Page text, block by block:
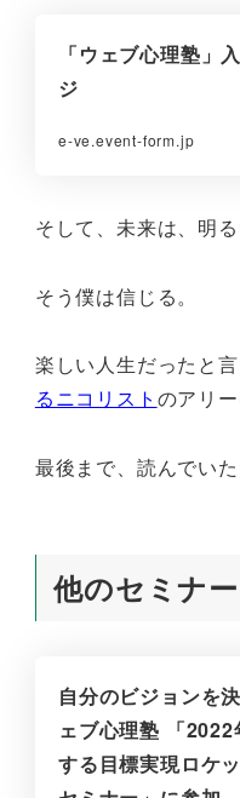
「ウェブ心理塾」
ジ
e-ve.event-form.jp
そして、未来は、明
そう僕は信じる。
楽しい人生だったと言
るニコリスト のアリ
最後まで、読んでい
他のセミナー
自分のビジョンを
ェブ心理塾 「
する目標実現ロケ